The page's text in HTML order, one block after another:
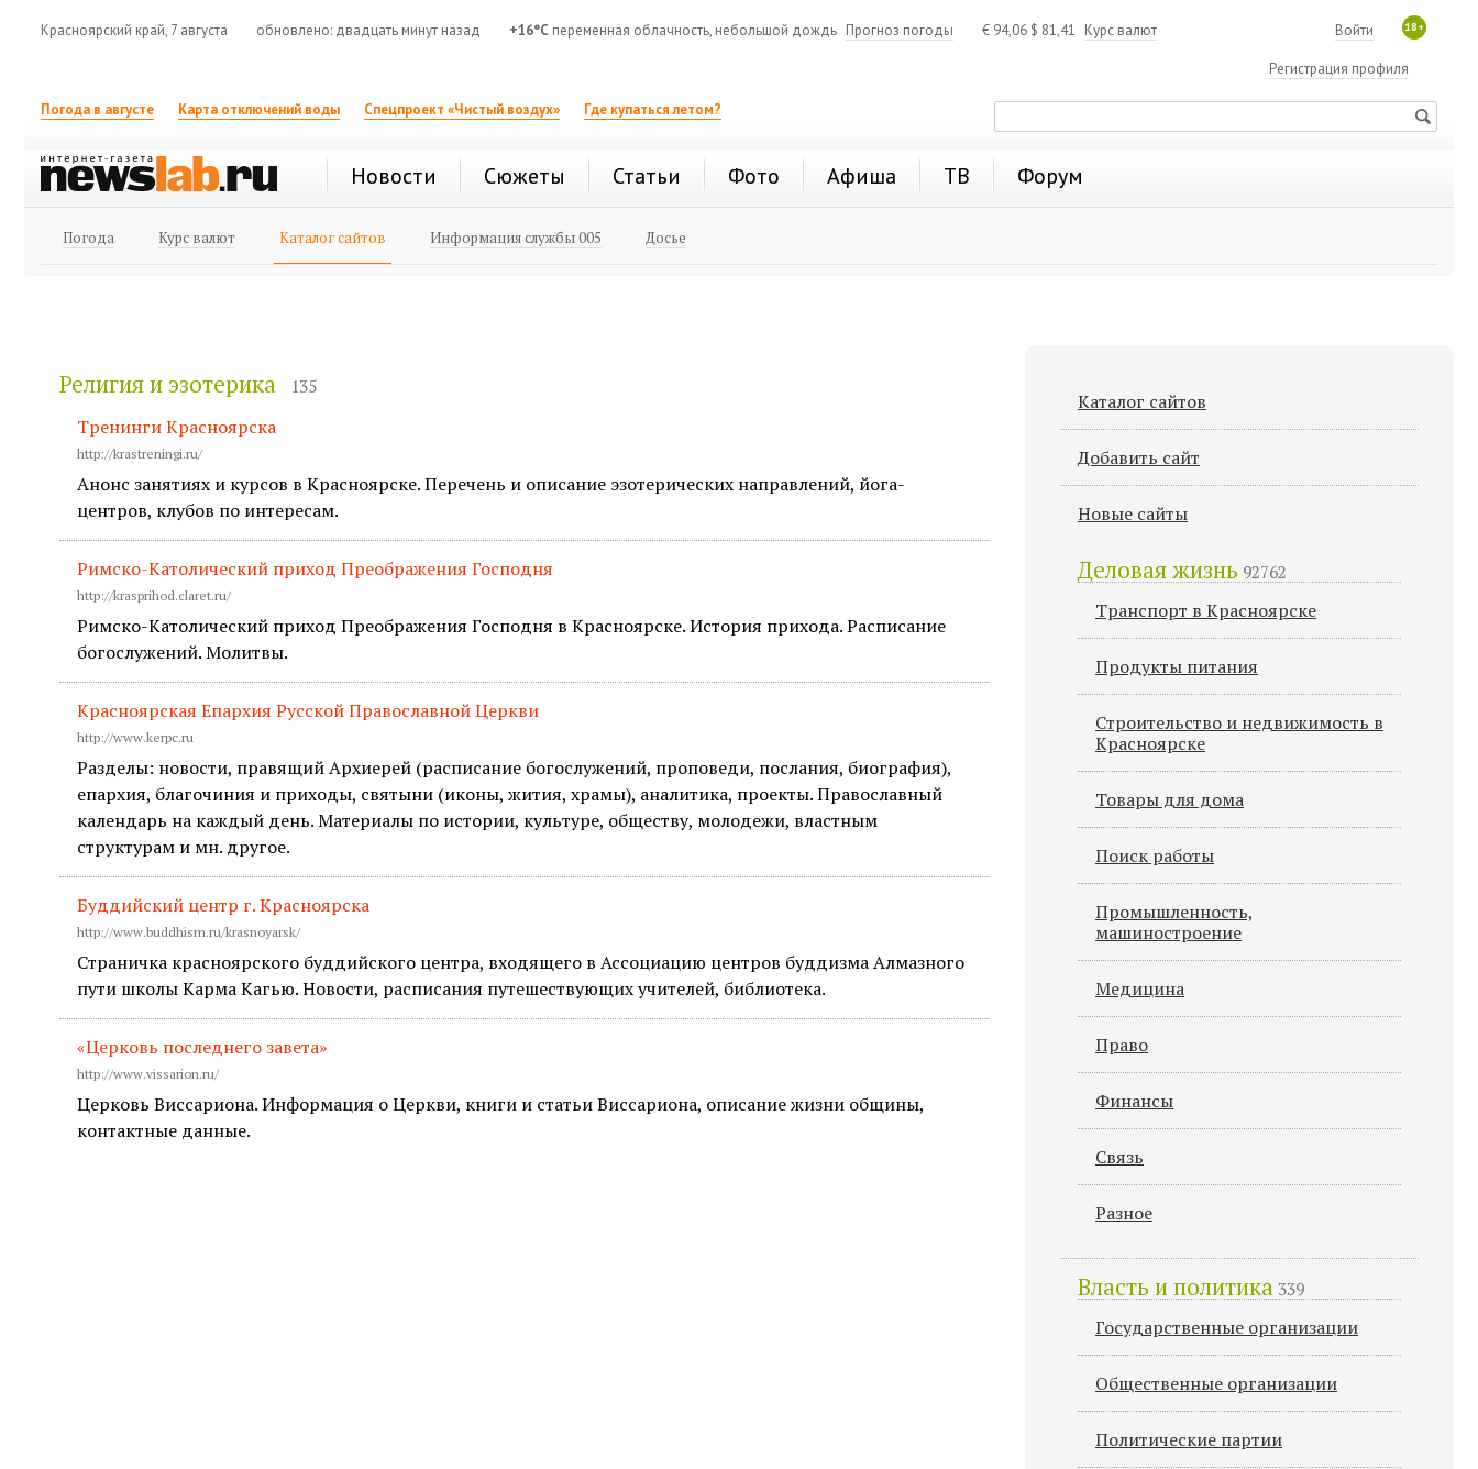
Красноярский край, 7 августа обновлено: двадцать минут назад +16°C переменная облачность, небольшой дождь Прогноз погоды € 94,06 $ 81,41 Курс валют 18+
Войти
Регистрация профиля
Погода в августе Карта отключений воды Спецпроект «Чистый воздух» Где купаться летом?
Новости Сюжеты Статьи Фото Афиша ТВ Форум
Погода Курс валют Каталог сайтов Информация службы 005 Досье
Религия и эзотерика 135
Тренинги Красноярска
http://krastreningi.ru/
Анонс занятиях и курсов в Красноярске. Перечень и описание эзотерических направлений, йога-
центров, клубов по интересам.
Римско-Католический приход Преображения Господня
http://krasprihod.claret.ru/
Римско-Католический приход Преображения Господня в Красноярске. История прихода. Расписание
богослужений. Молитвы.
Красноярская Епархия Русской Православной Церкви
http://www.kerpc.ru
Разделы: новости, правящий Архиерей (расписание богослужений, проповеди, послания, биография),
епархия, благочиния и приходы, святыни (иконы, жития, храмы), аналитика, проекты. Православный
календарь на каждый день. Материалы по истории, культуре, обществу, молодежи, властным
структурам и мн. другое.
Буддийский центр г. Красноярска
http://www.buddhism.ru/krasnoyarsk/
Страничка красноярского буддийского центра, входящего в Ассоциацию центров буддизма Алмазного
пути школы Карма Кагью. Новости, расписания путешествующих учителей, библиотека.
«Церковь последнего завета»
http://www.vissarion.ru/
Церковь Виссариона. Информация о Церкви, книги и статьи Виссариона, описание жизни общины,
контактные данные.
Каталог сайтов
Добавить сайт
Новые сайты
Деловая жизнь 92762
Транспорт в Красноярске
Продукты питания
Строительство и недвижимость в
Красноярске
Товары для дома
Поиск работы
Промышленность,
машиностроение
Медицина
Право
Финансы
Связь
Разное
Власть и политика 339
Государственные организации
Общественные организации
Политические партии